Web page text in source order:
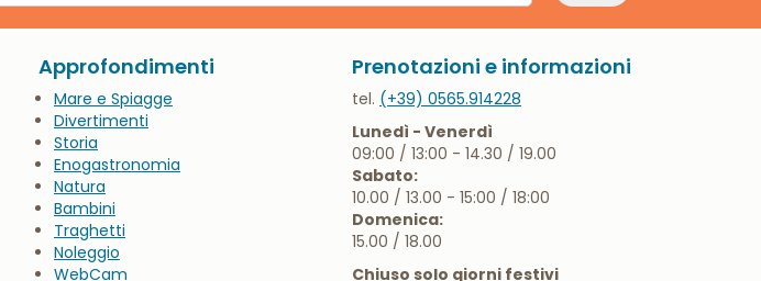
Approfondimenti
Mare e Spiagge
Divertimenti
Storia
Enogastronomia
Natura
Bambini
Traghetti
Noleggio
WebCam
Prenotazioni e informazioni
tel. (+39) 0565.914228
Lunedì - Venerdì
09:00 / 13:00 - 14.30 / 19.00
Sabato:
10.00 / 13.00 - 15:00 / 18:00
Domenica:
15.00 / 18.00
Chiuso solo giorni festivi